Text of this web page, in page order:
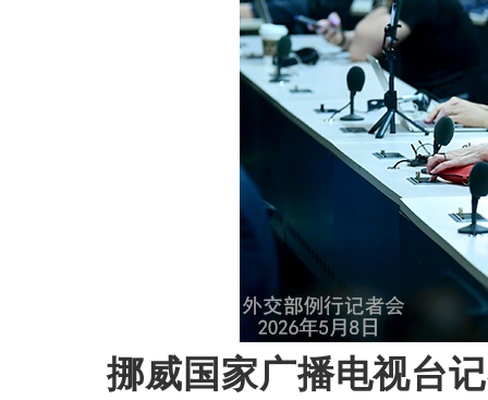
挪威国家广播电视台